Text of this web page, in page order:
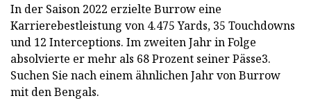
In der Saison 2022 erzielte Burrow eine
Karrierebestleistung von 4.475 Yards, 35 Touchdowns
und 12 Interceptions. Im zweiten Jahr in Folge
absolvierte er mehr als 68 Prozent seiner Pässe3.
Suchen Sie nach einem ähnlichen Jahr von Burrow
mit den Bengals.